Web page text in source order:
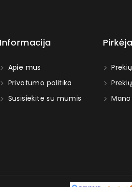
Informacija
Apie mus
Privatumo politika
Susisiekite su mumis